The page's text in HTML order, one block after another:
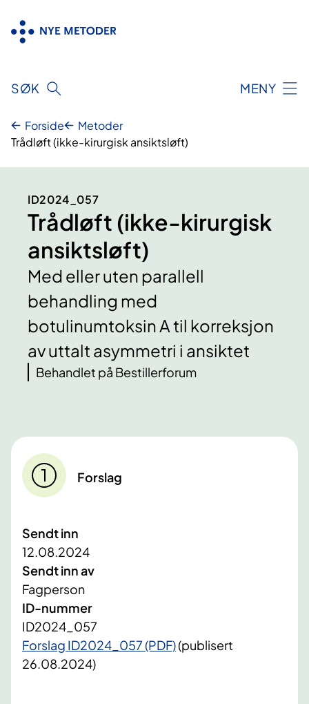
innhold
SØK MENY
Forside
Metoder
Trådløft (ikke-kirurgisk ansiktsløft)
ID2024_057
Trådløft (ikke-kirurgisk
ansiktsløft)
Med eller uten parallell
behandling med
botulinumtoksin A til korreksjon
av uttalt asymmetri i ansiktet
Behandlet på Bestillerforum
Forslag
Sendt inn
12.08.2024
Sendt inn av
Fagperson
ID-nummer
ID2024_057
Forslag ID2024_057 (PDF)(publisert
26.08.2024)